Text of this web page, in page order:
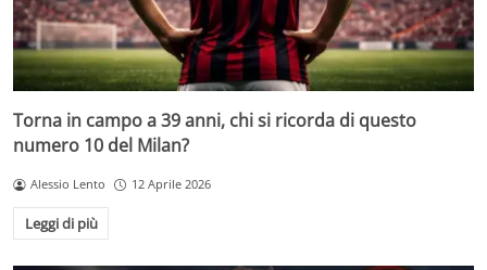
Torna in campo a 39 anni, chi si ricorda di questo
numero 10 del Milan?
Alessio Lento 12 Aprile 2026
Leggi di più